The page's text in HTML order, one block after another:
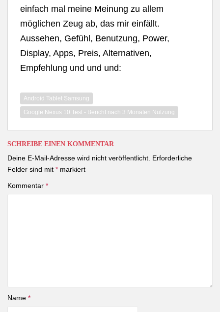
einfach mal meine Meinung zu allem
möglichen Zeug ab, das mir einfällt.
Aussehen, Gefühl, Benutzung, Power,
Display, Apps, Preis, Alternativen,
Empfehlung und und und:
Android Tablet Samsung
Google Nexus 10 Test - Bericht nach 3 Monaten Nutzung
SCHREIBE EINEN KOMMENTAR
Deine E-Mail-Adresse wird nicht veröffentlicht. Erforderliche
Felder sind mit * markiert
Kommentar *
Name *